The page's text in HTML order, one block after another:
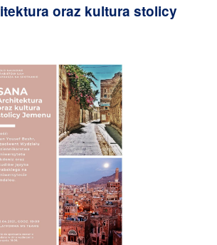
oraz kultura stolicy